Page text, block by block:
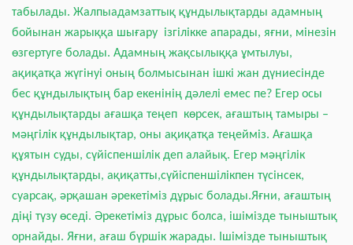
табылады. Жалпыадамзаттық құндылықтарды адамның
бойынан жарыққа шығару ізгілікке апарады, яғни, мінезін
өзгертуге болады. Адамның жақсылыққа ұмтылуы,
ақиқатқа жүгінуі оның болмысынан ішкі жан дүниесінде
бес құндылықтың бар екенінің дәлелі емес пе? Егер осы
құндылықтарды ағашқа теңеп көрсек, ағаштың тамыры –
мәңгілік құндылықтар, оны ақиқатқа теңейміз. Ағашқа
құятын суды, сүйіспеншілік деп алайық. Егер мәңгілік
құндылықтарды, ақиқатты,сүйіспеншілікпен түсінсек,
суарсақ, әрқашан әрекетіміз дұрыс болады.Яғни, ағаштың
діңі түзу өседі. Әрекетіміз дұрыс болса, ішімізде тыныштық
орнайды. Яғни, ағаш бүршік жарады. Ішімізде тыныштық